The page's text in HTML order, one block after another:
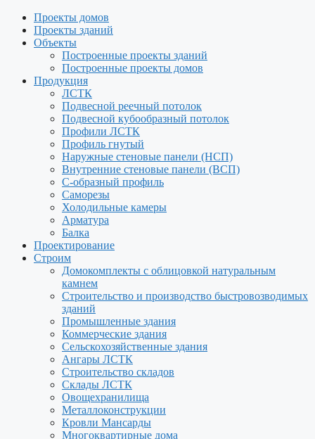
Проекты домов
Проекты зданий
Объекты
Построенные проекты зданий
Построенные проекты домов
Продукция
ЛСТК
Подвесной реечный потолок
Подвесной кубообразный потолок
Профили ЛСТК
Профиль гнутый
Наружные стеновые панели (НСП)
Внутренние стеновые панели (ВСП)
С-образный профиль
Саморезы
Холодильные камеры
Арматура
Балка
Проектирование
Строим
Домокомплекты с облицовкой натуральным
камнем
Строительство и производство быстровозводимых
зданий
Промышленные здания
Коммерческие здания
Сельскохозяйственные здания
Ангары ЛСТК
Строительство складов
Склады ЛСТК
Овощехранилища
Металлоконструкции
Кровли Мансарды
Многоквартирные дома